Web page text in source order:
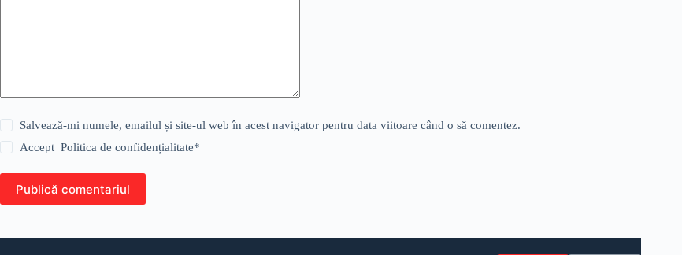
Salvează-mi numele, emailul și site-ul web în acest navigator pentru data viitoare când o să comentez.
AcceptPolitica de confidențialitate*
Publică comentariul